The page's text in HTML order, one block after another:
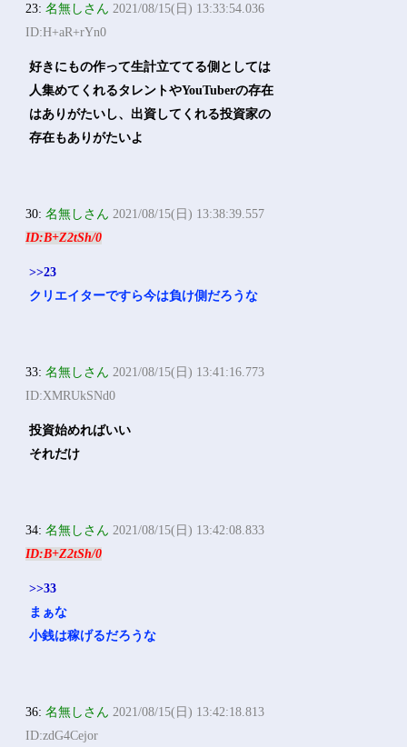
23:名無しさん 2021/08/15(日) 13:33:54.036
ID:H+aR+rYn0
好きにもの作って生計立ててる側としては
人集めてくれるタレントやYouTuberの存在
はありがたいし、出資してくれる投資家の
存在もありがたいよ
30:名無しさん 2021/08/15(日) 13:38:39.557
ID:B+Z2tSh/0
>>23
クリエイターですら今は負け側だろうな
33:名無しさん 2021/08/15(日) 13:41:16.773
ID:XMRUkSNd0
投資始めればいい
それだけ
34:名無しさん 2021/08/15(日) 13:42:08.833
ID:B+Z2tSh/0
>>33
まぁな
小銭は稼げるだろうな
36:名無しさん 2021/08/15(日) 13:42:18.813
ID:zdG4Cejor